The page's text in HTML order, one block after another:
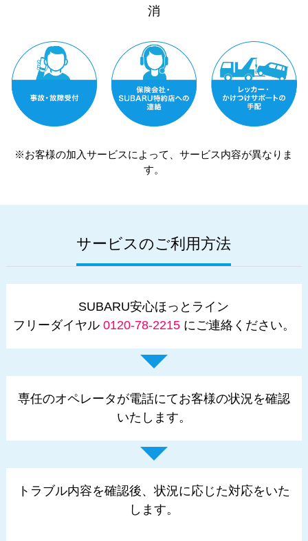
消
※お客様の加入サービスによって、サービス内容が異なりま
す。
サービスのご利用方法
SUBARU安心ほっとライン
フリーダイヤル 0120-78-2215にご連絡ください。
専任のオペレータが電話にてお客様の状況を確認
いたします。
トラブル内容を確認後、状況に応じた対応をいた
します。